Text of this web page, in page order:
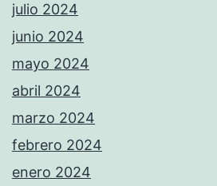
julio 2024
junio 2024
mayo 2024
abril 2024
marzo 2024
febrero 2024
enero 2024